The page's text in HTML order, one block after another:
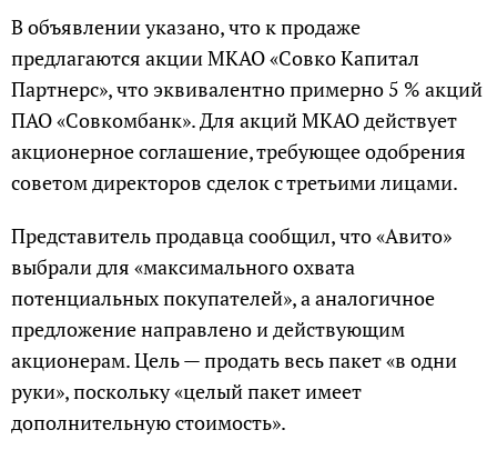
В объявлении указано, что к продаже
предлагаются акции МКАО «Совко Капитал
Партнерс», что эквивалентно примерно 5 % акций
ПАО «Совкомбанк». Для акций МКАО действует
акционерное соглашение, требующее одобрения
советом директоров сделок с третьими лицами.
Представитель продавца сообщил, что «Авито»
выбрали для «максимального охвата
потенциальных покупателей», а аналогичное
предложение направлено и действующим
акционерам. Цель — продать весь пакет «в одни
руки», поскольку «целый пакет имеет
дополнительную стоимость».